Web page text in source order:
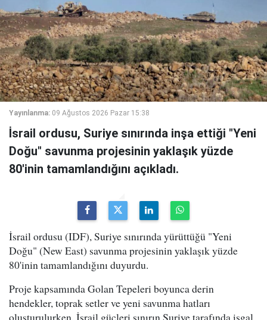
Yayınlanma: 09 Ağustos 2026 Pazar 15:38
İsrail ordusu, Suriye sınırında inşa ettiği "Yeni
Doğu" savunma projesinin yaklaşık yüzde
80'inin tamamlandığını açıkladı.
İsrail ordusu (IDF), Suriye sınırında yürüttüğü "Yeni
Doğu" (New East) savunma projesinin yaklaşık yüzde
80'inin tamamlandığını duyurdu.
Proje kapsamında Golan Tepeleri boyunca derin
hendekler, toprak setler ve yeni savunma hatları
oluşturulurken, İsrail güçleri sınırın Suriye tarafında işgal